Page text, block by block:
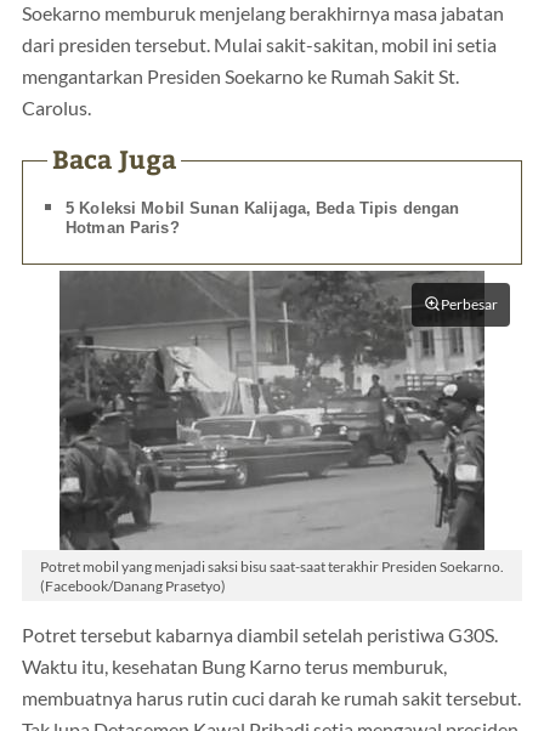
Soekarno memburuk menjelang berakhirnya masa jabatan
dari presiden tersebut. Mulai sakit-sakitan, mobil ini setia
mengantarkan Presiden Soekarno ke Rumah Sakit St.
Carolus.
Baca Juga
5 Koleksi Mobil Sunan Kalijaga, Beda Tipis dengan
Hotman Paris?
Perbesar
Potret mobil yang menjadi saksi bisu saat-saat terakhir Presiden Soekarno.
(Facebook/Danang Prasetyo)
Potret tersebut kabarnya diambil setelah peristiwa G30S.
Waktu itu, kesehatan Bung Karno terus memburuk,
membuatnya harus rutin cuci darah ke rumah sakit tersebut.